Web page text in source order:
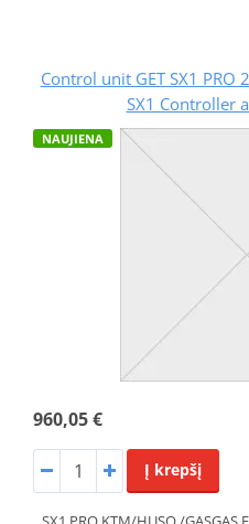
Control unit GET SX1 PRO
SX1 Controller
NAUJIENA
960,05 €
Į krepšį